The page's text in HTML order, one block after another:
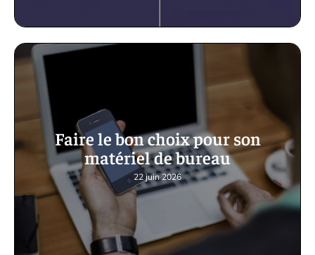
Faire le bon choix pour son
matériel de bureau
22 juin 2026